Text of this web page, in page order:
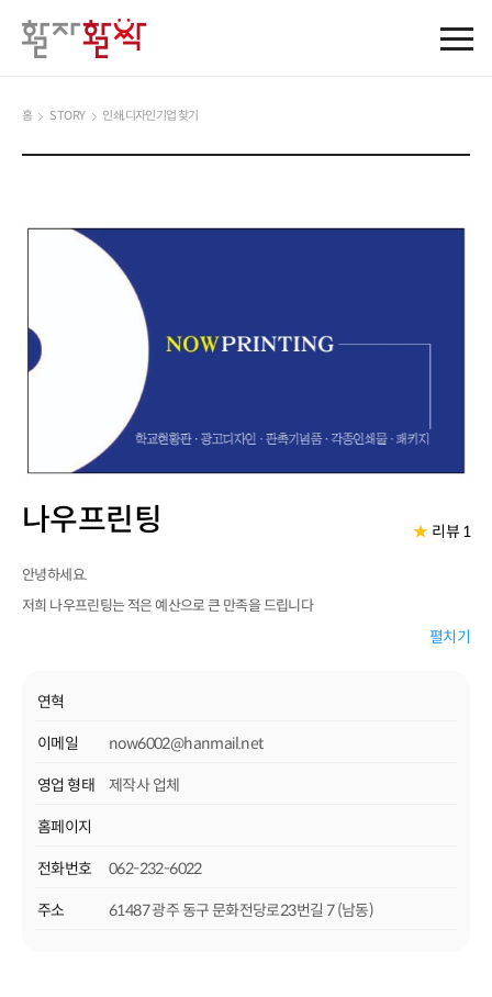
홈 STORY 인쇄,디자인기업 찾기
나우프린팅 ★ 리뷰 1
안녕하세요.
저희 나우프린팅는 적은 예산으로 큰 만족을 드립니다
저희 나우프린팅는 오랜경력를 가진 디자이너와 인쇄기술. 출력기술를 가진
펼치기
연혁
이메일 now6002@hanmail.net
영업 형태 제작사 업체
홈페이지
전화번호 062-232-6022
주소 61487 광주 동구 문화전당로23번길 7 (남동)